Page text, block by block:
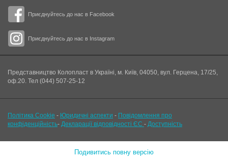
Приєднуйтесь до нас в Facebook
Приєднуйтесь до нас в Instagram
Представництво Колопласт в Україні, м. Київ, 04050, вул. Герцена, 17/25,
оф.20. Тел (044) 507-25-12
Політика Cookie - Юридичні аспекти - Повідомлення про
конфіденційність- Декларації відповідності ЄС - Доступність
Подивитись повну версію